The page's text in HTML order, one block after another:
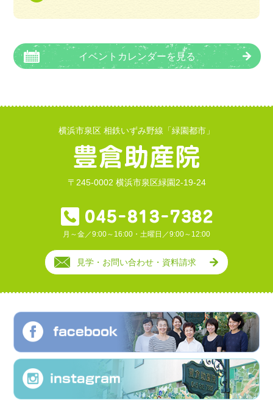
イベントカレンダーを見る
横浜市泉区 相鉄いずみ野線「緑園都市」
〒245-0002 横浜市泉区緑園2-19-24
月～金／9:00～16:00・土曜日／9:00～12:00
見学・お問い合わせ・資料請求